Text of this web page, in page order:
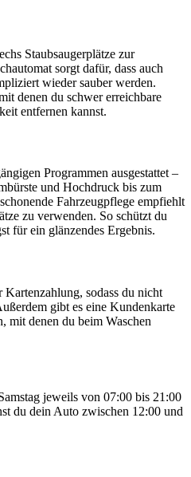
Staubsaugerplätze zur
sorgt dafür, dass auch
wieder sauber werden.
denen du schwer erreichbare
entfernen kannst.
Programmen ausgestattet –
und Hochdruck bis zum
Fahrzeugpflege empfiehlt
zu verwenden. So schützt du
für ein glänzendes Ergebnis.
sodass du nicht
gibt es eine Kundenkarte
mit denen du beim Waschen
jeweils von 07:00 bis 21:00
du dein Auto zwischen 12:00 und